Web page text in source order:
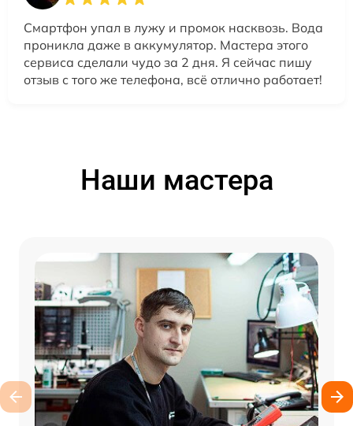
Смартфон упал в лужу и промок насквозь. Вода
проникла даже в аккумулятор. Мастера этого
сервиса сделали чудо за 2 дня. Я сейчас пишу
отзыв с того же телефона, всё отлично работает!
Наши мастера